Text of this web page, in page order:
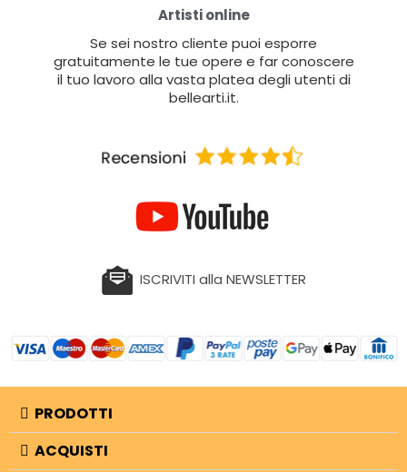
Artisti online
Se sei nostro cliente puoi esporre
gratuitamente le tue opere e far conoscere
il tuo lavoro alla vasta platea degli utenti di
bellearti.it.
ISCRIVITI alla NEWSLETTER
PRODOTTI
ACQUISTI